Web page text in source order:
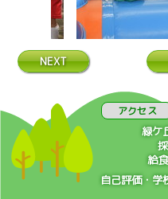
NEXT
アクセス
緑ケ
給
自己評価・学